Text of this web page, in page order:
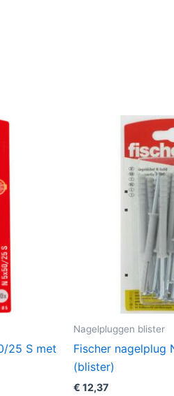
25 S met
Nagelpluggen blister
Fischer nagelplug
(blister)
€ 12,37